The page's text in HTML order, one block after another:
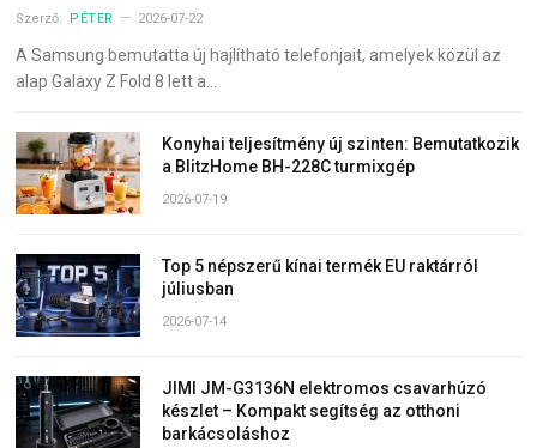
Szerző: PÉTER 2026-07-22
A Samsung bemutatta új hajlítható telefonjait, amelyek közül az
alap Galaxy Z Fold 8 lett a…
Konyhai teljesítmény új szinten: Bemutatkozik
a BlitzHome BH-228C turmixgép
2026-07-19
Top 5 népszerű kínai termék EU raktárról
júliusban
2026-07-14
JIMI JM-G3136N elektromos csavarhúzó
készlet – Kompakt segítség az otthoni
barkácsoláshoz